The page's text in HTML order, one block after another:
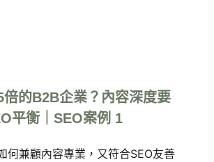
倍的B2B企業？內容深度要
平衡｜SEO案例 1
何兼顧內容專業，又符合SEO友善